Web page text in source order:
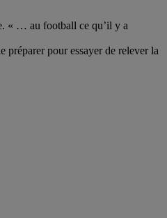
« … au football ce qu’il y a
préparer pour essayer de relever la